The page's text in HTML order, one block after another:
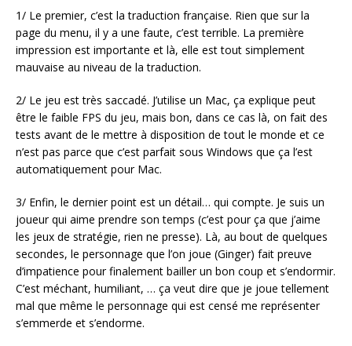
1/ Le premier, c’est la traduction française. Rien que sur la
page du menu, il y a une faute, c’est terrible. La première
impression est importante et là, elle est tout simplement
mauvaise au niveau de la traduction.
2/ Le jeu est très saccadé. J’utilise un Mac, ça explique peut
être le faible FPS du jeu, mais bon, dans ce cas là, on fait des
tests avant de le mettre à disposition de tout le monde et ce
n’est pas parce que c’est parfait sous Windows que ça l’est
automatiquement pour Mac.
3/ Enfin, le dernier point est un détail… qui compte. Je suis un
joueur qui aime prendre son temps (c’est pour ça que j’aime
les jeux de stratégie, rien ne presse). Là, au bout de quelques
secondes, le personnage que l’on joue (Ginger) fait preuve
d’impatience pour finalement bailler un bon coup et s’endormir.
C’est méchant, humiliant, … ça veut dire que je joue tellement
mal que même le personnage qui est censé me représenter
s’emmerde et s’endorme.